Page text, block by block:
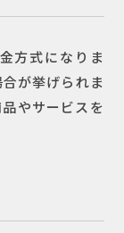
方式になりま
が挙げられま
やサービスを